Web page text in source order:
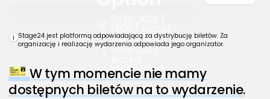
Potok: Drugi
Dom Ludzi
WARSZAWA
i Stage24 jest platformą odpowiadającą za dystrybucję biletów. Za
organizację i realizację wydarzenia odpowiada jego organizator.
W tym momencie nie mamy
dostępnych biletów na to wydarzenie.